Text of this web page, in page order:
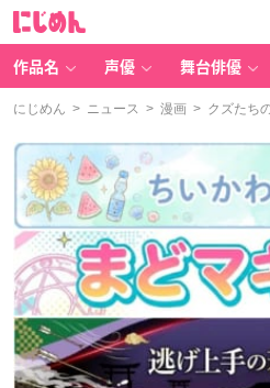
作品名 声優 舞台俳優
にじめん > ニュース > 漫画 > クズたち